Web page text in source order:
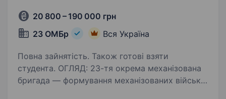
20 800 – 190 000 грн
23 ОМБр
Вся Україна
Повна зайнятість. Також готові взяти
студента. ОГЛЯД: 23-тя окрема механізована
бригада — формування механізованих військ